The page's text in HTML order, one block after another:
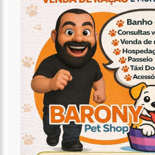
15:17
VACINAÇÃO EM PARINTINS:
ANTECIPA VACINAÇÃO CONTRA A COVID-19 PARA
22 ANOS
11:36
FAUSTÃO FICA FORA DA TV ATÉ 2022;
ANTECIPADA, VEJA MAS
15:48 DEPUTADO CONFRONTA AMAZONAS
PROÍBE CORTES POR
15:15
FVS-AM ALERTA QUE POPULAÇÃO DEVE
VACINAL CONTRA COVID-19 COM
15:08 NA CPI, OMAR AZIZ ALERTA SOBRE PRÉ-
COVAXIN’
14:36 TÉCNICO DE ENFERMAGEM É PRESO
MENOS 3 PACIENTES NA UPA